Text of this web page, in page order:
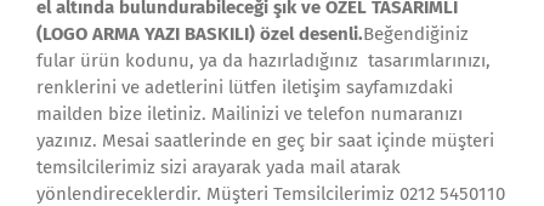
el altında bulundurabileceği şık ve ÖZEL TASARIMLI
(LOGO ARMA YAZI BASKILI) özel desenli.Beğendiğiniz
fular ürün kodunu, ya da hazırladığınız tasarımlarınızı,
renklerini ve adetlerini lütfen iletişim sayfamızdaki
mailden bize iletiniz. Mailinizi ve telefon numaranızı
yazınız. Mesai saatlerinde en geç bir saat içinde müşteri
temsilcilerimiz sizi arayarak yada mail atarak
yönlendireceklerdir. Müşteri Temsilcilerimiz 0212 5450110